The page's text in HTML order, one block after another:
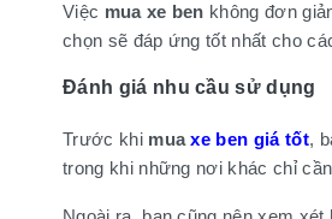
Việc mua xe ben không đơn
chọn sẽ đáp ứng tốt nhất cho
Đánh giá nhu cầu sử dụng
Trước khi muaxe ben giá tốt,
trong khi những nơi khác chỉ